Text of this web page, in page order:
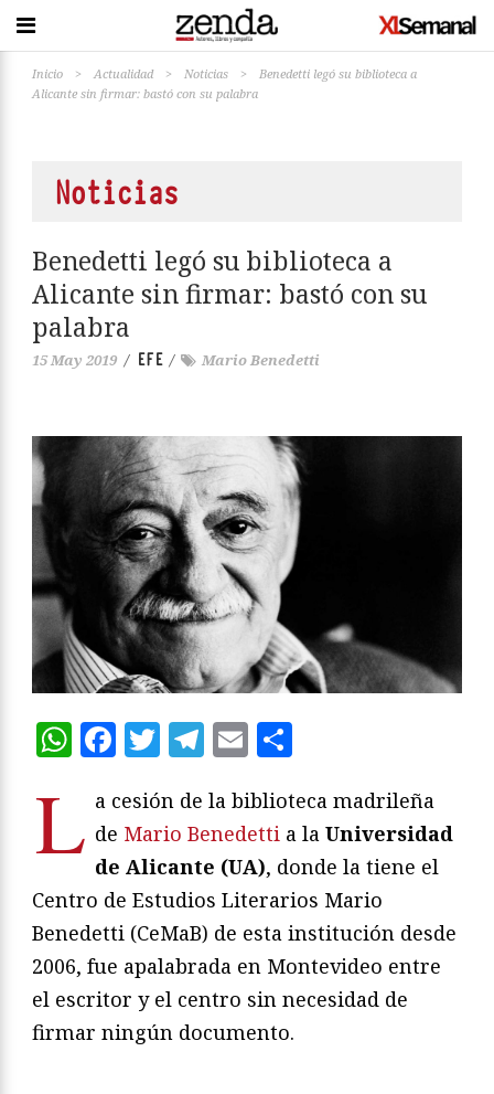
Inicio > Actualidad > Noticias >
Benedetti legó su biblioteca a
Alicante sin firmar: bastó con su palabra
Noticias
Benedetti legó su biblioteca a
Alicante sin firmar: bastó con su
palabra
15 May 2019 / EFE / Mario Benedetti
WhatsApp
Facebook
Twitter
Telegram
Email
L a cesión de la biblioteca madrileña
de Mario Benedetti a la Universidad
de Alicante (UA), donde la tiene el
Centro de Estudios Literarios Mario
Benedetti (CeMaB) de esta institución desde
2006, fue apalabrada en Montevideo entre
el escritor y el centro sin necesidad de
firmar ningún documento.